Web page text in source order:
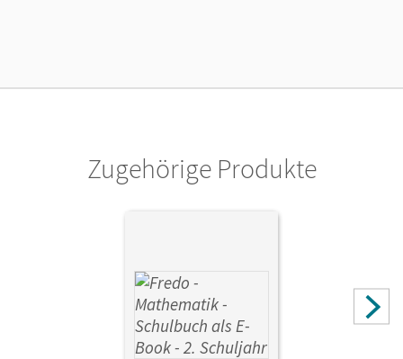
Unterrichtsmanagers solange das Lehrwerk erhältlich ist.
Zugehörige Produkte